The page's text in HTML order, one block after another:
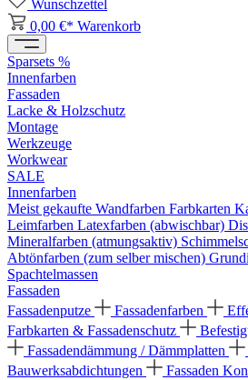
Wunschzettel
0,00 €* Warenkorb
Sparsets %
Innenfarben
Fassaden
Lacke & Holzschutz
Montage
Werkzeuge
Workwear
SALE
Innenfarben
Meist gekaufte Wandfarben Farbkarten
Leimfarben Latexfarben (abwischbar)
Mineralfarben (atmungsaktiv)
Abtönfarben (zum selber mischen)
Spachtelmassen
Fassaden
Fassadenputze
Fassadenfarben
Farbkarten & Fassadenschutz
Fassadendämmung / Dämmplatten
Bauwerksabdichtungen
Fassaden